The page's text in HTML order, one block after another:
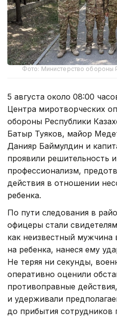
Фото: Министерство обороны
5 августа около 08:00
Центра миротворческих
обороны Республики
Батыр Туяков, майор
Данияр Баймулдин и
проявили решительность
профессионализм,
действия в отношении
ребенка.
По пути следования в
офицеры стали
как неизвестный мужчина
на ребенка, нанеся ему
Не теряя ни секунды,
оперативно оценили
противоправные
и удерживали
до прибытия